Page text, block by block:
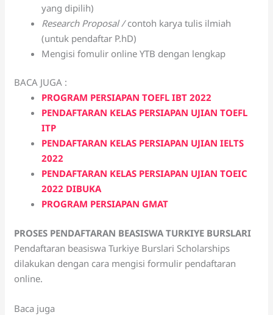
yang dipilih)
Research Proposal /contoh karya tulis ilmiah
(untuk pendaftar P.hD)
Mengisi fomulir online YTB dengan lengkap
BACA JUGA :
PROGRAM PERSIAPAN TOEFL IBT 2022
PENDAFTARAN KELAS PERSIAPAN UJIAN TOEFL
ITP
PENDAFTARAN KELAS PERSIAPAN UJIAN IELTS
2022
PENDAFTARAN KELAS PERSIAPAN UJIAN TOEIC
2022 DIBUKA
PROGRAM PERSIAPAN GMAT
PROSES PENDAFTARAN BEASISWA TURKIYE BURSLARI
Pendaftaran beasiswa Turkiye Burslari Scholarships
dilakukan dengan cara mengisi formulir pendaftaran
online.
Baca juga